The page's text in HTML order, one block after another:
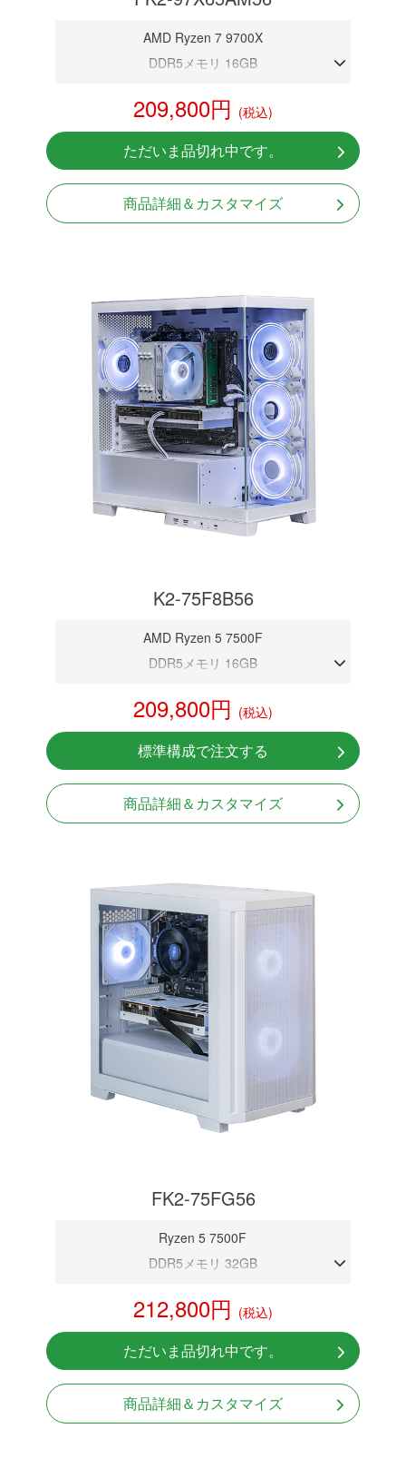
AMD Ryzen 7 9700X
DDR5メモリ 16GB
NVMeSSD 1TB
Windows11 Home 64bit
209,800円 (税込)
ただいま品切れ中です。
商品詳細＆カスタマイズ
K2-75F8B56
AMD Ryzen 5 7500F
DDR5メモリ 16GB
NVMeSSD 1TB
Windows11 Home 64bit
209,800円 (税込)
標準構成で注文する
商品詳細＆カスタマイズ
FK2-75FG56
Ryzen 5 7500F
DDR5メモリ 32GB
NVMeSSD 1TB
Windows11 Home 64bit
212,800円 (税込)
ただいま品切れ中です。
商品詳細＆カスタマイズ